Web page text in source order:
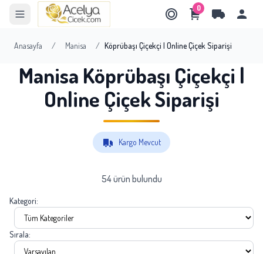
0
Anasayfa / Manisa / Köprübaşı Çiçekçi | Online Çiçek Siparişi
Manisa Köprübaşı Çiçekçi |
Online Çiçek Siparişi
Kargo Mevcut
54 ürün bulundu
Kategori:
Sırala: